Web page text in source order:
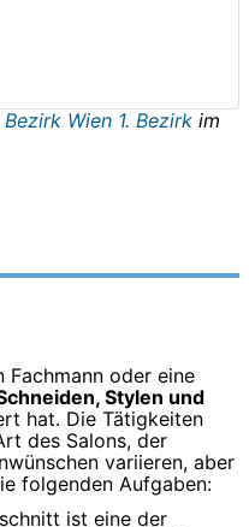
Bezirk Wien 1. Bezirk im
Fachmann oder eine
Stylen und
hat. Die Tätigkeiten
des Salons, der
variieren, aber
folgenden Aufgaben:
ist eine der